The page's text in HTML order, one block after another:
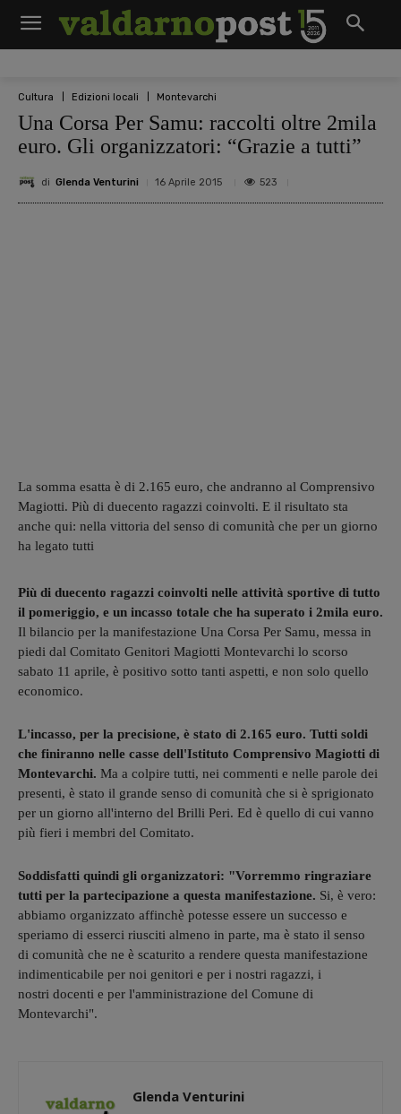
Cultura Edizioni locali Montevarchi
Una Corsa Per Samu: raccolti oltre 2mila
euro. Gli organizzatori: “Grazie a tutti”
di Glenda Venturini 16 Aprile 2015 523
La somma esatta è di 2.165 euro, che andranno al Comprensivo
Magiotti. Più di duecento ragazzi coinvolti. E il risultato sta
anche qui: nella vittoria del senso di comunità che per un giorno
ha legato tutti
Più di duecento ragazzi coinvolti nelle attività sportive di tutto
il pomeriggio, e un incasso totale che ha superato i 2mila euro.
Il bilancio per la manifestazione Una Corsa Per Samu, messa in
piedi dal Comitato Genitori Magiotti Montevarchi lo scorso
sabato 11 aprile, è positivo sotto tanti aspetti, e non solo quello
economico.
L'incasso, per la precisione, è stato di 2.165 euro. Tutti soldi
che finiranno nelle casse dell'Istituto Comprensivo Magiotti di
Montevarchi. Ma a colpire tutti, nei commenti e nelle parole dei
presenti, è stato il grande senso di comunità che si è sprigionato
per un giorno all'interno del Brilli Peri. Ed è quello di cui vanno
più fieri i membri del Comitato.
Soddisfatti quindi gli organizzatori: "Vorremmo ringraziare
tutti per la partecipazione a questa manifestazione. Si, è vero:
abbiamo organizzato affinchè potesse essere un successo e
speriamo di esserci riusciti almeno in parte, ma è stato il senso
di ‪‎comunità‬ che ne è scaturito a rendere questa manifestazione
indimenticabile per noi ‪genitori‬ e per i nostri ragazzi, i
nostri ‪docenti‬ e per l'amministrazione del Comune di
Montevarchi".
Glenda Venturini